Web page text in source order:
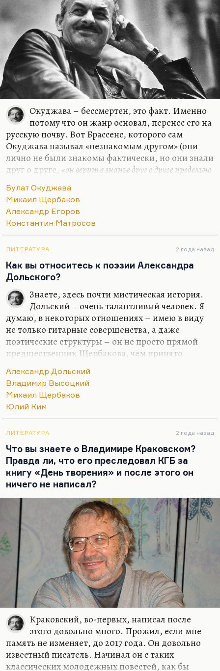
Окуджава – бессмертен, это факт. Именно
потому что он жанр основал, перенес его на
русскую почву. Вот Брассенс, которого сам
Окуджава называл «незнакомым другом» (они
лично не были знакомы фактически, но они знали
друг о друге, «он верит в знанье друг о друге предельно
бессмертие гарантировано именно потому, что он
сумел фольклорную амбивалентность,
неоднозначность, загадочность, параллельность
развития куплета и рефрена, – он сумел это
нынешних будет бессмертен, кого из нынешних
будут читать? Найденко в Одессе, это поэт
огромного значения. Я думаю, что большое
будущее есть у некоторых…
Булат Окуджава
Михаил Щербаков
Александр Егоров
Константин Матросов
ЛИТЕРАТУРА 2 года назад
Как вы относитесь к поэзии Александра
Дольского?
Знаете, здесь почти мистическая история.
Дольский – очень талантливый человек. Я
думаю, в некоторых отношениях – имею в виду
не только гитарные совершенства, а даже
поэтические структуры – он не просто прямой
предшественник Щербакова, чем принято
предшественников (хотя он бесконечно
оригинален), то самая сложность композиции
Дольского и поэтическая его эквилибристика во
многом лежат в основе творчества Щербакова.
говоря, экзистенциального отчаяния,
экзистенциальной иронии Кима и такой
гармонической сложности Дольского и
существует Щербаков.
Но Дольский допустил в жизни одну страшную
ошибку.…
Александр Дольский
Владимир Высоцкий
Михаил Щербаков
Юлий Ким
ЛИТЕРАТУРА 2 года назад
Что вы знаете о Владимире Краковском?
Правда ли, что его преследовал КГБ за
книгу «День творения» и после этого он
ничего не написал?
Краковский, во-первых, написал после
этого довольно много. Прожил, если мне
память не изменяет, до 2017 года. Он довольно
известный писатель. Начинал он с таких
классических молодежных повестей, как бы